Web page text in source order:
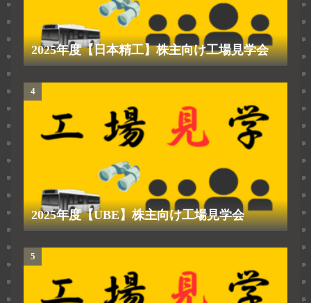
2025年度【日本精工】株主向け工場見学会
2025年度【UBE】株主向け工場見学会